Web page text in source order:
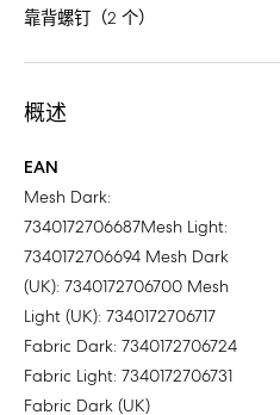
靠背螺钉（2 个）
概述
EAN
Mesh Dark:
7340172706687Mesh Light:
7340172706694 Mesh Dark
(UK): 7340172706700 Mesh
Light (UK): 7340172706717
Fabric Dark: 7340172706724
Fabric Light: 7340172706731
Fabric Dark (UK)